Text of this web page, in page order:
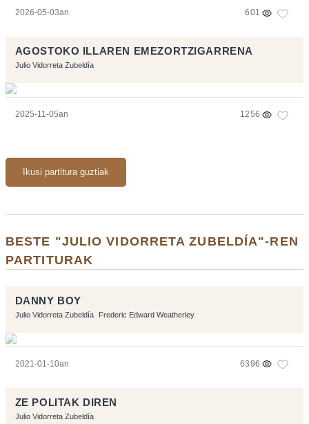
2026-05-03an 601
AGOSTOKO ILLAREN EMEZORTZIGARRENA
Julio Vidorreta Zubeldía
2025-11-05an 1256
Ikusi partitura guztiak
BESTE "JULIO VIDORRETA ZUBELDÍA"-REN
PARTITURAK
DANNY BOY
Julio Vidorreta Zubeldía Frederic Edward Weatherley
2021-01-10an 6396
ZE POLITAK DIREN
Julio Vidorreta Zubeldía